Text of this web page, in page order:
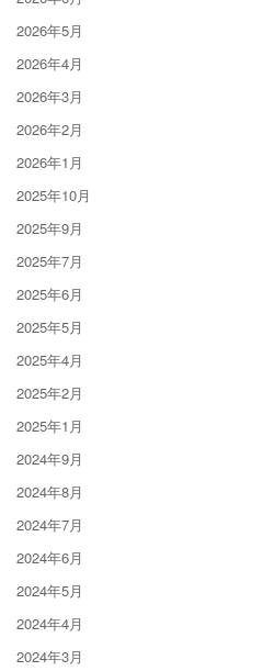
2026年5月
2026年4月
2026年3月
2026年2月
2026年1月
2025年10月
2025年9月
2025年7月
2025年6月
2025年5月
2025年4月
2025年2月
2025年1月
2024年9月
2024年8月
2024年7月
2024年6月
2024年5月
2024年4月
2024年3月